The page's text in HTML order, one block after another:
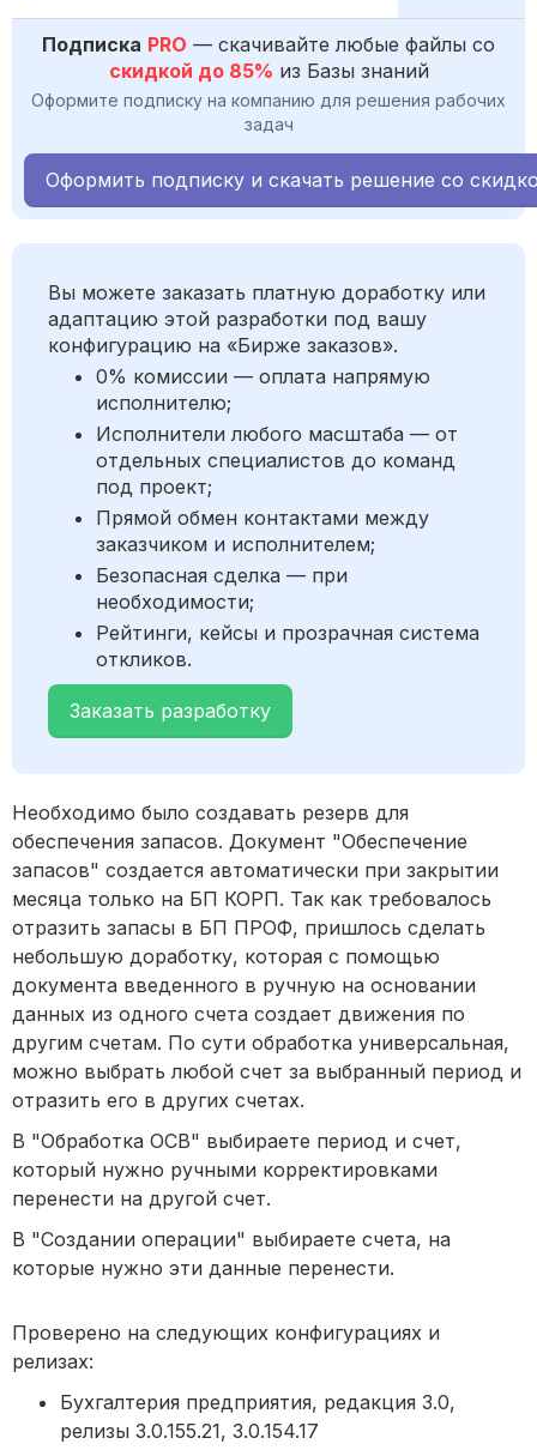
Подписка PRO — скачивайте любые файлы со
скидкой до 85% из Базы знаний
Оформите подписку на компанию для решения рабочих
задач
Оформить подписку и скачать решение со
Вы можете заказать платную доработку или
адаптацию этой разработки под вашу
конфигурацию на «Бирже заказов».
0% комиссии — оплата напрямую
исполнителю;
Исполнители любого масштаба — от
отдельных специалистов до команд
под проект;
Прямой обмен контактами между
заказчиком и исполнителем;
Безопасная сделка — при
необходимости;
Рейтинги, кейсы и прозрачная система
откликов.
Заказать разработку
Необходимо было создавать резерв для
обеспечения запасов. Документ "Обеспечение
запасов" создается автоматически при закрытии
месяца только на БП КОРП. Так как требовалось
отразить запасы в БП ПРОФ, пришлось сделать
небольшую доработку, которая с помощью
документа введенного в ручную на основании
данных из одного счета создает движения по
другим счетам. По сути обработка универсальная,
можно выбрать любой счет за выбранный период и
отразить его в других счетах.
В "Обработка ОСВ" выбираете период и счет,
который нужно ручными корректировками
перенести на другой счет.
В "Создании операции" выбираете счета, на
которые нужно эти данные перенести.
Проверено на следующих конфигурациях и
релизах:
Бухгалтерия предприятия, редакция 3.0,
релизы 3.0.155.21, 3.0.154.17